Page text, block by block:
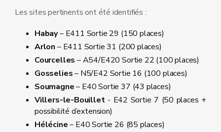
Les sites pertinents ont été identifiés :
Habay– E411 Sortie 29 (150 places)
Arlon – E411 Sortie 31 (200 places)
Courcelles– A54/E420 Sortie 22 (100 places)
Gosselies– N5/E42 Sortie 16 (100 places)
Soumagne– E40 Sortie 37 (43 places)
Villers-le-Bouillet - E42 Sortie 7 (50 places +
possibilité d’extension)
Hélécine– E40 Sortie 26 (85 places)